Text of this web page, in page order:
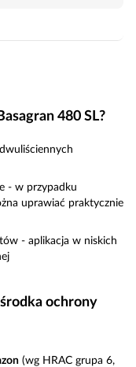
480 SL?
- w przypadku
uprawiać praktycznie
- aplikacja w niskich
środka ochrony
(wg HRAC grupa 6,